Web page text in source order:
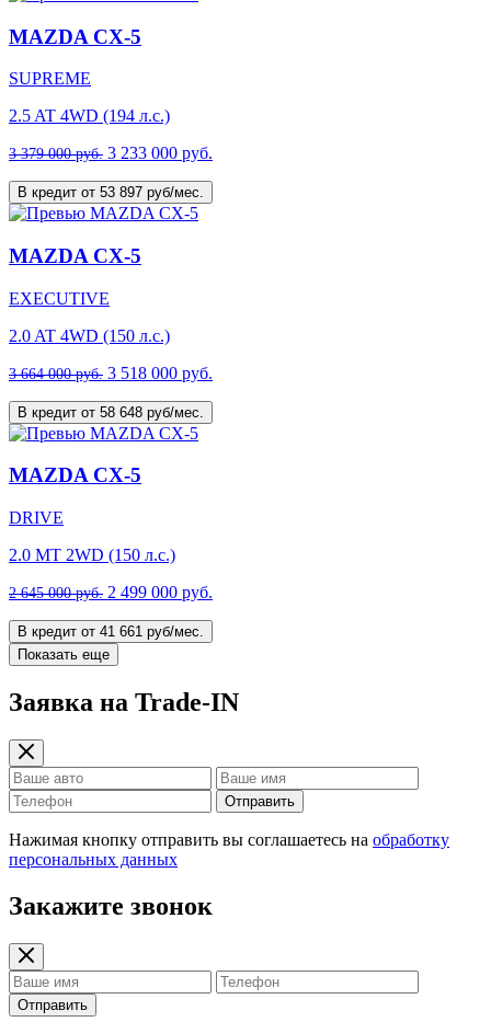
MAZDA CX-5
SUPREME
2.5 AT 4WD (194 л.с.)
3 379 000 руб. 3 233 000 руб.
В кредит от 53 897 руб/мес.
MAZDA CX-5
EXECUTIVE
2.0 AT 4WD (150 л.с.)
3 664 000 руб. 3 518 000 руб.
В кредит от 58 648 руб/мес.
MAZDA CX-5
DRIVE
2.0 MT 2WD (150 л.с.)
2 645 000 руб. 2 499 000 руб.
В кредит от 41 661 руб/мес.
Показать еще
Заявка на Trade-IN
Отправить
Нажимая кнопку отправить вы соглашаетесь на обработку
персональных данных
Закажите звонок
Отправить